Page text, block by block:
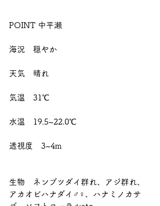
POINT 中平瀬
海況　穏やか
天気　晴れ
気温　31℃
水温　19.5~22.0℃
透視度　3~4m
生物　ネンブツダイ群れ、アジ群れ、
アカオビハナダイ♂♀、ハナミノカサ